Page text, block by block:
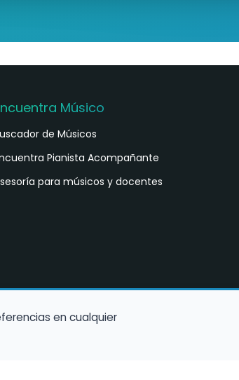
Músico
de Músicos
Pianista Acompañante
para músicos y docentes
en cualquier